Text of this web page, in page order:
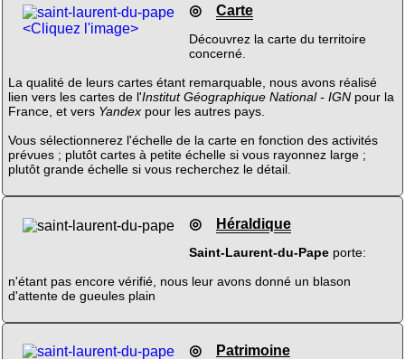
<Cliquez l'image>
◎ Carte
Découvrez la carte du territoire
concerné.
La qualité de leurs cartes étant remarquable, nous avons réalisé
lien vers les cartes de l'Institut Géographique National - IGNpour la
France, et vers Yandexpour les autres pays.
Vous sélectionnerez l'échelle de la carte en fonction des activités
prévues ; plutôt cartes à petite échelle si vous rayonnez large ;
plutôt grande échelle si vous recherchez le détail.
◎ Héraldique
Saint-Laurent-du-Papeporte:
n'étant pas encore vérifié, nous leur avons donné un blason
d'attente de gueules plain
◎ Patrimoine